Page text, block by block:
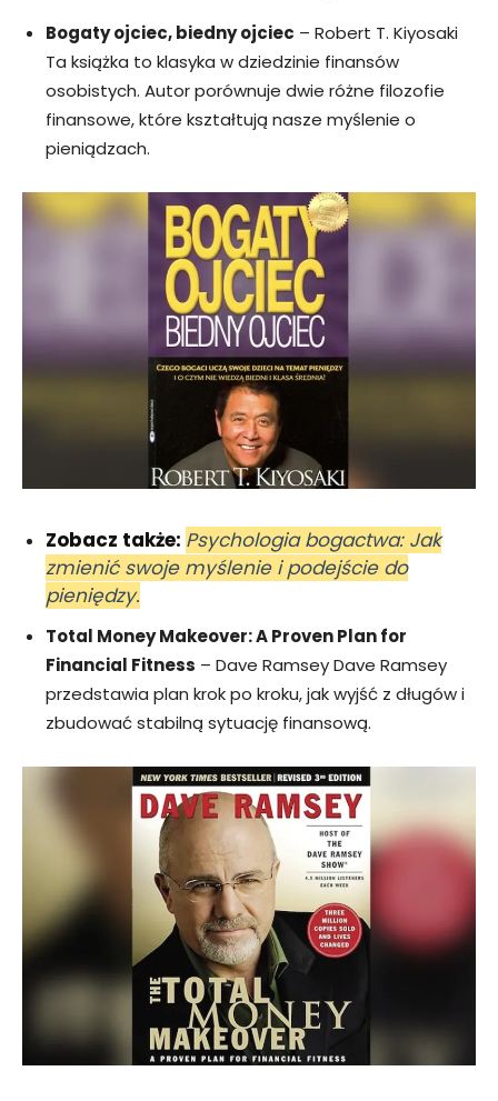
Bogaty ojciec, biedny ojciec – Robert T. Kiyosaki
Ta książka to klasyka w dziedzinie finansów
osobistych. Autor porównuje dwie różne filozofie
finansowe, które kształtują nasze myślenie o
pieniądzach.
Zobacz także: Psychologia bogactwa: Jak
zmienić swoje myślenie i podejście do
pieniędzy.
Total Money Makeover: A Proven Plan for
Financial Fitness – Dave Ramsey Dave Ramsey
przedstawia plan krok po kroku, jak wyjść z długów i
zbudować stabilną sytuację finansową.